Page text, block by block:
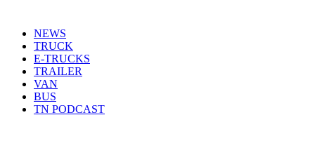
NEWS
TRUCK
E-TRUCKS
TRAILER
VAN
BUS
TN PODCAST